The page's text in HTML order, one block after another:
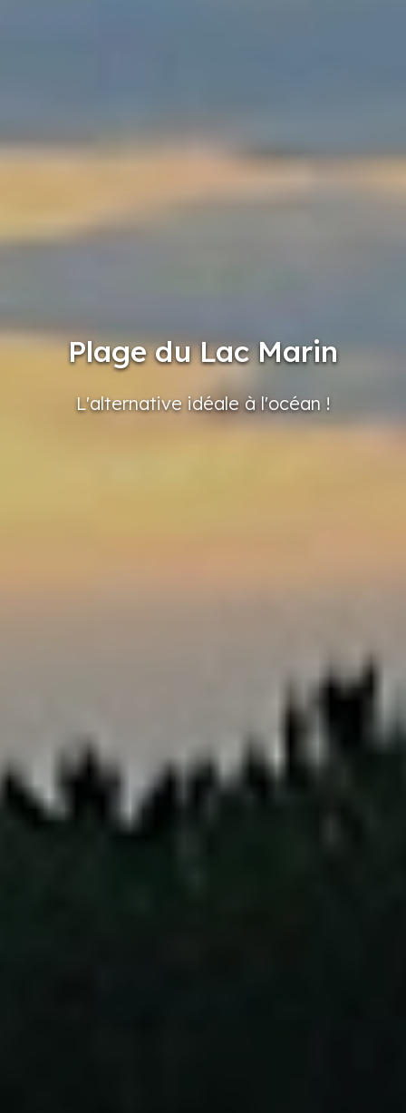
Plage du Lac Marin
L'alternative idéale à l'océan !